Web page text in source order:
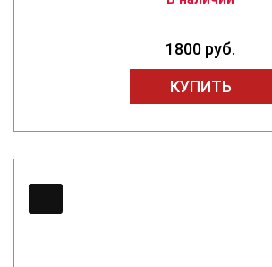
1800 руб.
КУПИТЬ